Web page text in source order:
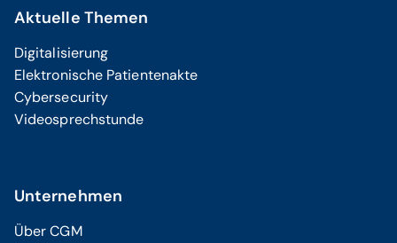
Aktuelle Themen
Digitalisierung
Elektronische Patientenakte
Cybersecurity
Videosprechstunde
Unternehmen
Über CGM